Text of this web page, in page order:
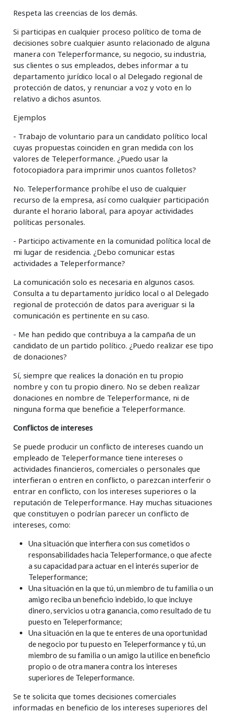
Respeta las creencias de los demás.
Si participas en cualquier proceso político de toma de
decisiones sobre cualquier asunto relacionado de alguna
manera con Teleperformance, su negocio, su industria,
sus clientes o sus empleados, debes informar a tu
departamento jurídico local o al Delegado regional de
protección de datos, y renunciar a voz y voto en lo
relativo a dichos asuntos.
Ejemplos
- Trabajo de voluntario para un candidato político local
cuyas propuestas coinciden en gran medida con los
valores de Teleperformance. ¿Puedo usar la
fotocopiadora para imprimir unos cuantos folletos?
No. Teleperformance prohíbe el uso de cualquier
recurso de la empresa, así como cualquier participación
durante el horario laboral, para apoyar actividades
políticas personales.
- Participo activamente en la comunidad política local de
mi lugar de residencia. ¿Debo comunicar estas
actividades a Teleperformance?
La comunicación solo es necesaria en algunos casos.
Consulta a tu departamento jurídico local o al Delegado
regional de protección de datos para averiguar si la
comunicación es pertinente en su caso.
- Me han pedido que contribuya a la campaña de un
candidato de un partido político. ¿Puedo realizar ese tipo
de donaciones?
Sí, siempre que realices la donación en tu propio
nombre y con tu propio dinero. No se deben realizar
donaciones en nombre de Teleperformance, ni de
ninguna forma que beneficie a Teleperformance.
Conflictos de intereses
Se puede producir un conflicto de intereses cuando un
empleado de Teleperformance tiene intereses o
actividades financieros, comerciales o personales que
interfieran o entren en conflicto, o parezcan interferir o
entrar en conflicto, con los intereses superiores o la
reputación de Teleperformance. Hay muchas situaciones
que constituyen o podrían parecer un conflicto de
intereses, como:
Una situación que interfiera con sus cometidos o
responsabilidades hacia Teleperformance, o que afecte
a su capacidad para actuar en el interés superior de
Teleperformance;
Una situación en la que tú, un miembro de tu familia o un
amigo reciba un beneficio indebido, lo que incluye
dinero, servicios u otra ganancia, como resultado de tu
puesto en Teleperformance;
Una situación en la que te enteres de una oportunidad
de negocio por tu puesto en Teleperformance y tú, un
miembro de su familia o un amigo la utilice en beneficio
propio o de otra manera contra los intereses
superiores de Teleperformance.
Se te solicita que tomes decisiones comerciales
informadas en beneficio de los intereses superiores del